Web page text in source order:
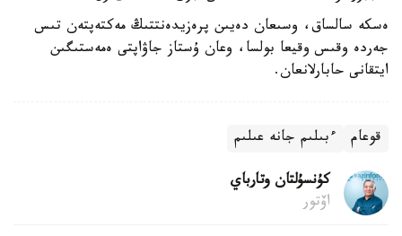
ەسكە سالساق، وسىعان دەيىن پرەزيدەنتتىڭ مەكتەپتەن تىس
جەردە وقىس وقيعا بولسا، وعان ۇستاز جاۋاپتى ەمەستىگىن
ايتقانى حابارلانعان.
قوعام ءبىلىم جانە عىلىم
كۇنسۇلتان وتارباي
اۆتور